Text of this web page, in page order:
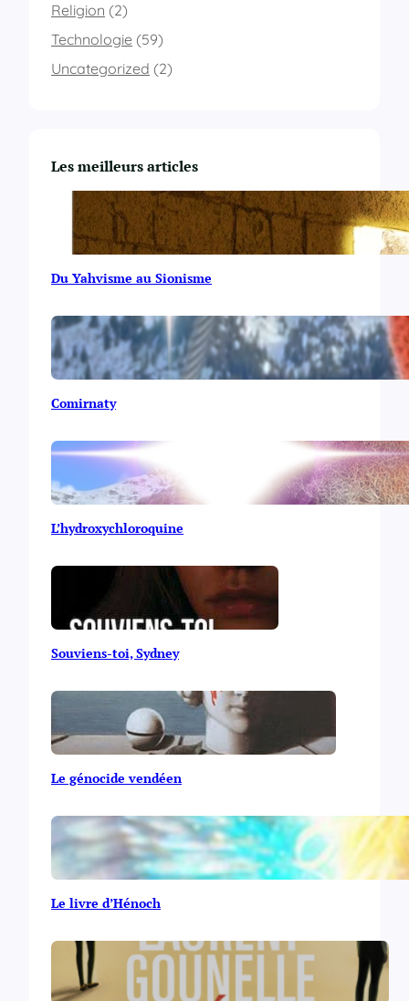
Religion (2)
Technologie (59)
Uncategorized (2)
Les meilleurs articles
Du Yahvisme au Sionisme
Comirnaty
L’hydroxychloroquine
Souviens-toi, Sydney
Le génocide vendéen
Le livre d’Hénoch